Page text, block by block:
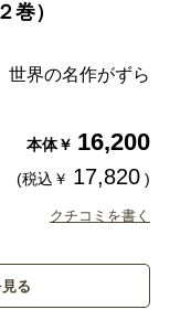
巻）
世界の名作がずら
本体￥ 16,200
(税込￥ 17,820 )
クチコミを書く
る